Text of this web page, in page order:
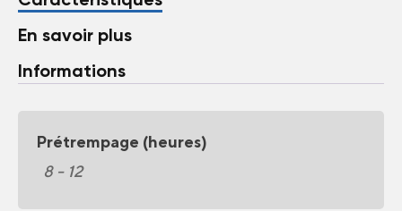
En savoir plus
Informations
Prétrempage (heures)
8 - 12